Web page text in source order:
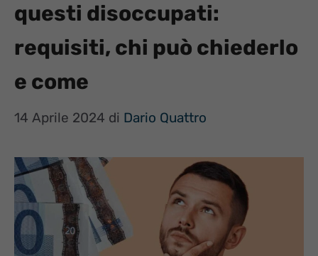
questi disoccupati:
requisiti, chi può chiederlo
e come
14 Aprile 2024 di Dario Quattro